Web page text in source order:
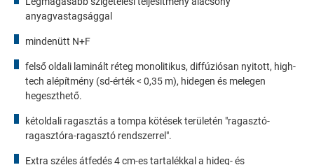
anyagvastagsággal
mindenütt N+F
felső oldali laminált réteg monolitikus, diffúziósan nyitott, high-
tech alépítmény (sd-érték < 0,35 m), hidegen és melegen
hegeszthető.
kétoldali ragasztás a tompa kötések területén "ragasztó-
ragasztóra-ragasztó rendszerrel".
Extra széles átfedés 4 cm-es tartalékkal a hideg- és
Kötelező
segítenek abban, hogy weboldalunk használható legyen,
területeihez való hozzáférést.